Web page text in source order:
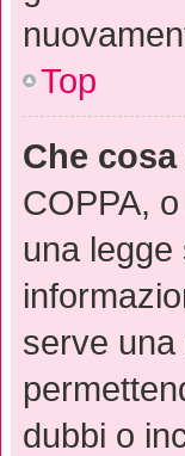
Top
Che cosa
COPPA,
una
serve
dubbi o